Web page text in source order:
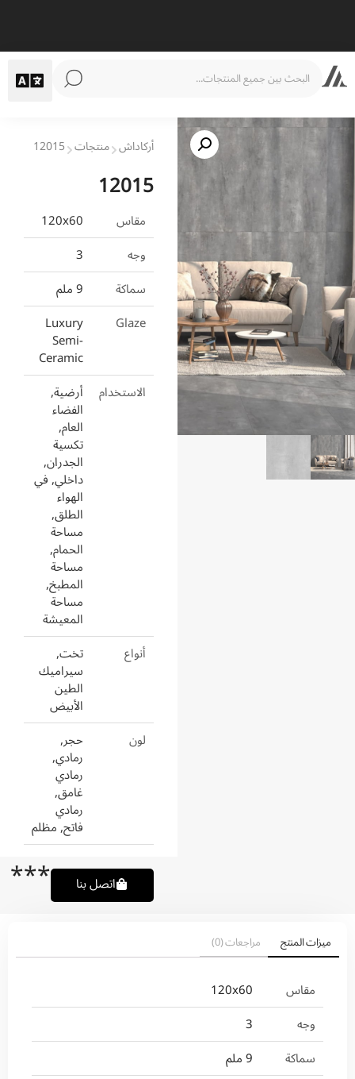
أركاداش منتجات 12015
12015
مقاس
120x60
وجه
3
سماكة
9 ملم
Glaze
Luxury
Semi-
Ceramic
الاستخدام
أرضية,
الفضاء
العام,
تكسية
الجدران,
داخلي, في
الهواء
الطلق,
مساحة
الحمام,
مساحة
المطبخ,
مساحة
المعيشة
أنواع
تخت,
سيراميك
الطين
الأبيض
لون
حجر,
رمادي,
رمادي
غامق,
رمادي
فاتح, مظلم
اتصل بنا ***
ميزات المنتج مراجعات (0)
مقاس
120x60
وجه
3
سماكة
9 ملم